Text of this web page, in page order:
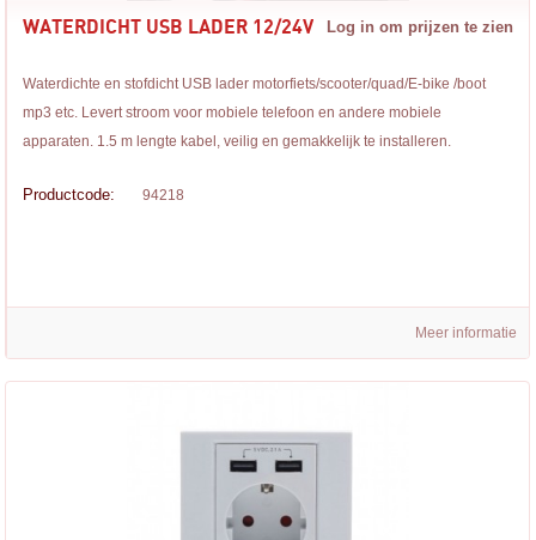
WATERDICHT USB LADER 12/24V Log in om prijzen te zien
Waterdichte en stofdicht USB lader motorfiets/scooter/quad/E-bike /boot
mp3 etc. Levert stroom voor mobiele telefoon en andere mobiele
apparaten. 1.5 m lengte kabel, veilig en gemakkelijk te installeren.
Productcode: 94218
Meer informatie